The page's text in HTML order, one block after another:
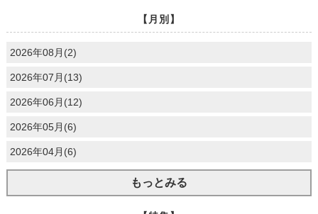
【月別】
2026年08月(2)
2026年07月(13)
2026年06月(12)
2026年05月(6)
2026年04月(6)
もっとみる